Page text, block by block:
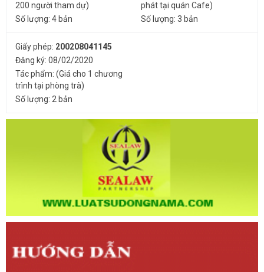
200 người tham dự)
Số lượng: 4 bản
phát tại quán Cafe)
Số lượng: 3 bản
Giấy phép: 200208041145
Đăng ký: 08/02/2020
Tác phẩm: (Giá cho 1 chương
trình tại phòng trà)
Số lượng: 2 bản